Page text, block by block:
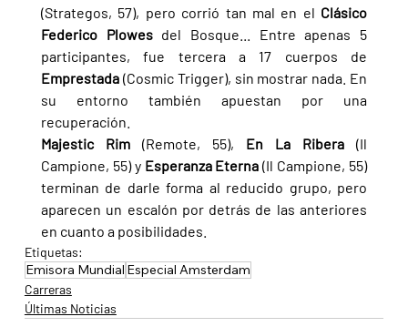
(Strategos, 57), pero corrió tan mal en el Clásico
Federico Plowes del Bosque... Entre apenas 5
Emprestada (Cosmic Trigger), sin mostrar nada. En
su entorno también apuestan por una
recuperación.
Majestic Rim (Remote, 55), En La Ribera (Il
Campione, 55) y Esperanza Eterna (Il Campione, 55)
terminan de darle forma al reducido grupo, pero
aparecen un escalón por detrás de las anteriores
en cuanto a posibilidades.
Etiquetas:
Emisora Mundial Especial Amsterdam
Carreras
Últimas Noticias